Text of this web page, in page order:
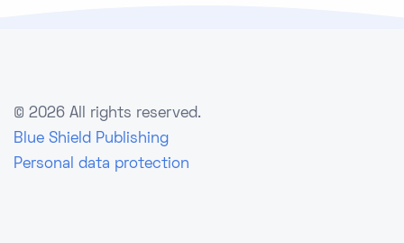
© 2026 All rights reserved.
Blue Shield Publishing
Personal data protection